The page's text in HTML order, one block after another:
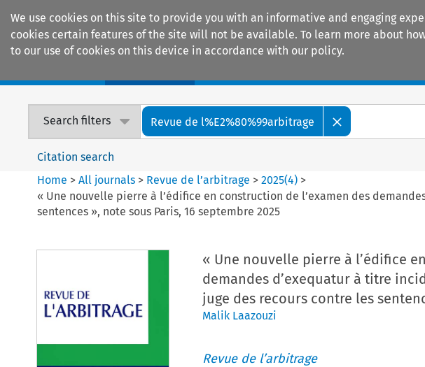
We use cookies on this site to provide you with an informative and engaging
cookies certain features of the site will not be available. To learn more about
to our use of cookies on this device in accordance with our policy.
Search filters Revue de l%E2%80%99arbitrage
Citation search
Home >All journals > Revue de l’arbitrage >2025(4) >
« Une nouvelle pierre à l’édifice en construction de l’examen des
sentences », note sous Paris, 16 septembre 2025
« Une nouvelle pierre à l’édifice
demandes d’exequatur à titre
juge des recours contre les
Malik Laazouzi
Revue de l’arbitrage